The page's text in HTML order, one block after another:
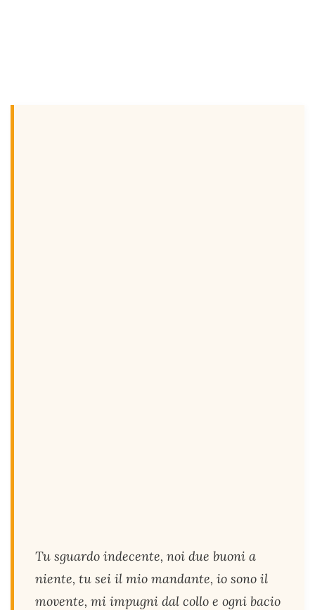
Tu sguardo indecente, noi due buoni a
niente, tu sei il mio mandante, io sono il
movente, mi impugni dal collo e ogni bacio